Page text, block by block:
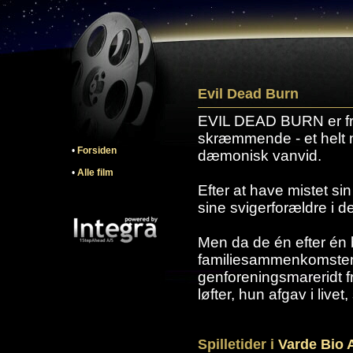
• Forsiden
• Alle film
Evil Dead Burn
EVIL DEAD BURN er
skræmmende - et helt
dæmonisk vanvid.
Efter at have mistet
sine svigerforældre i
Men da de én efter
genforeningsmareridt
løfter, hun afgav i
Spilletider i Varde Bio